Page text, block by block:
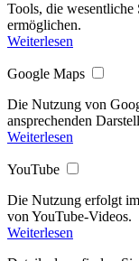
Tools, die wesentliche
ermöglichen.
Weiterlesen
Google Maps
Die Nutzung von
ansprechenden
Weiterlesen
YouTube
Die Nutzung erfolgt
von YouTube-Videos.
Weiterlesen